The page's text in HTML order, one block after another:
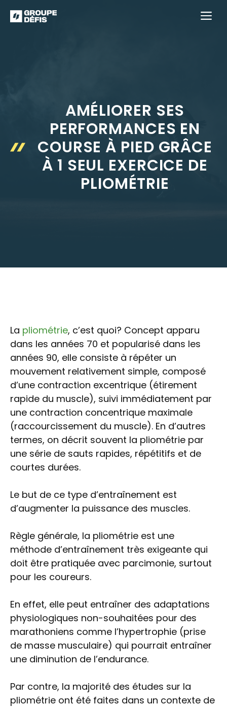
au
AMÉLIORER SES
PERFORMANCES EN
COURSE À PIED GRÂCE
À 1 SEUL EXERCICE DE
PLIOMÉTRIE
La pliométrie, c’est quoi? Concept apparu
dans les années 70 et popularisé dans les
années 90, elle consiste à répéter un
mouvement relativement simple, composé
d’une contraction excentrique (étirement
rapide du muscle), suivi immédiatement par
une contraction concentrique maximale
(raccourcissement du muscle). En d’autres
termes, on décrit souvent la pliométrie par
une série de sauts rapides, répétitifs et de
courtes durées.
Le but de ce type d’entraînement est
d’augmenter la puissance des muscles.
Règle générale, la pliométrie est une
méthode d’entraînement très exigeante qui
doit être pratiquée avec parcimonie, surtout
pour les coureurs.
En effet, elle peut entraîner des adaptations
physiologiques non-souhaitées pour des
marathoniens comme l’hypertrophie (prise
de masse musculaire) qui pourrait entraîner
une diminution de l’endurance.
Par contre, la majorité des études sur la
pliométrie ont été faites dans un contexte de